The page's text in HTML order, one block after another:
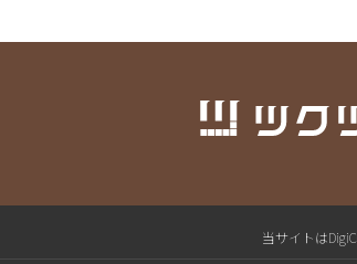
当サイトは